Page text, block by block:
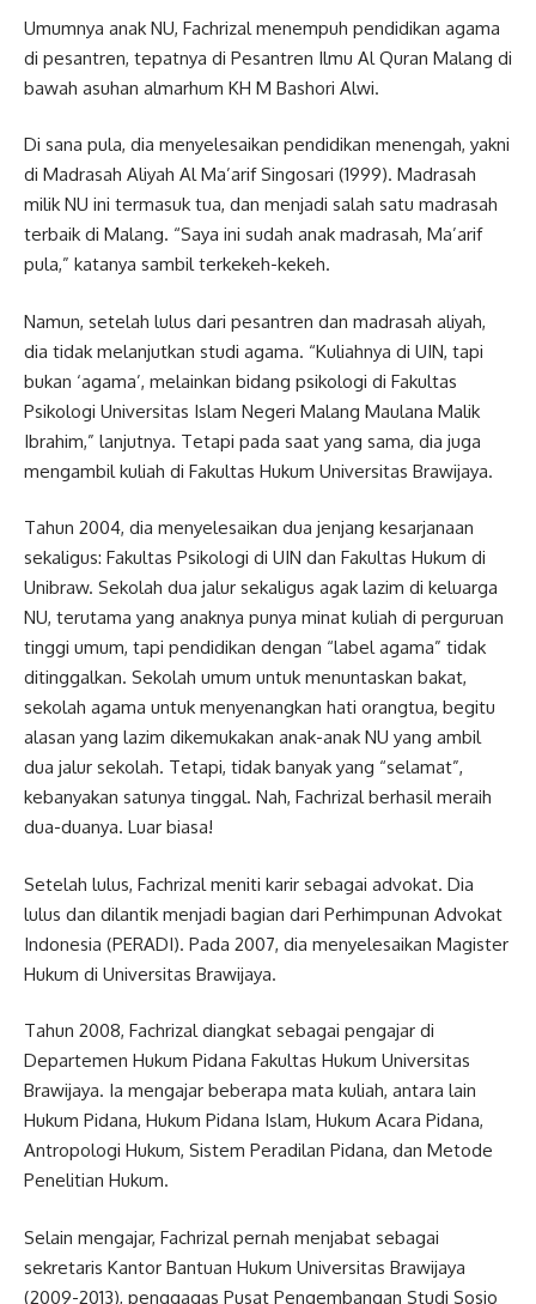
Umumnya anak NU, Fachrizal menempuh pendidikan agama
di pesantren, tepatnya di Pesantren Ilmu Al Quran Malang di
bawah asuhan almarhum KH M Bashori Alwi.
Di sana pula, dia menyelesaikan pendidikan menengah, yakni
di Madrasah Aliyah Al Ma’arif Singosari (1999). Madrasah
milik NU ini termasuk tua, dan menjadi salah satu madrasah
terbaik di Malang. “Saya ini sudah anak madrasah, Ma’arif
pula,” katanya sambil terkekeh-kekeh.
Namun, setelah lulus dari pesantren dan madrasah aliyah,
dia tidak melanjutkan studi agama. “Kuliahnya di UIN, tapi
bukan ‘agama’, melainkan bidang psikologi di Fakultas
Psikologi Universitas Islam Negeri Malang Maulana Malik
Ibrahim,” lanjutnya. Tetapi pada saat yang sama, dia juga
mengambil kuliah di Fakultas Hukum Universitas Brawijaya.
Tahun 2004, dia menyelesaikan dua jenjang kesarjanaan
sekaligus: Fakultas Psikologi di UIN dan Fakultas Hukum di
Unibraw. Sekolah dua jalur sekaligus agak lazim di keluarga
NU, terutama yang anaknya punya minat kuliah di perguruan
tinggi umum, tapi pendidikan dengan “label agama” tidak
ditinggalkan. Sekolah umum untuk menuntaskan bakat,
sekolah agama untuk menyenangkan hati orangtua, begitu
alasan yang lazim dikemukakan anak-anak NU yang ambil
dua jalur sekolah. Tetapi, tidak banyak yang “selamat”,
kebanyakan satunya tinggal. Nah, Fachrizal berhasil meraih
dua-duanya. Luar biasa!
Setelah lulus, Fachrizal meniti karir sebagai advokat. Dia
lulus dan dilantik menjadi bagian dari Perhimpunan Advokat
Indonesia (PERADI). Pada 2007, dia menyelesaikan Magister
Hukum di Universitas Brawijaya.
Tahun 2008, Fachrizal diangkat sebagai pengajar di
Departemen Hukum Pidana Fakultas Hukum Universitas
Brawijaya. Ia mengajar beberapa mata kuliah, antara lain
Hukum Pidana, Hukum Pidana Islam, Hukum Acara Pidana,
Antropologi Hukum, Sistem Peradilan Pidana, dan Metode
Penelitian Hukum.
Selain mengajar, Fachrizal pernah menjabat sebagai
sekretaris Kantor Bantuan Hukum Universitas Brawijaya
(2009-2013), penggagas Pusat Pengembangan Studi Sosio